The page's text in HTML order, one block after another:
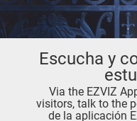
Escucha y
Via the EZVIZ
visitors, talk to the
de la aplicación